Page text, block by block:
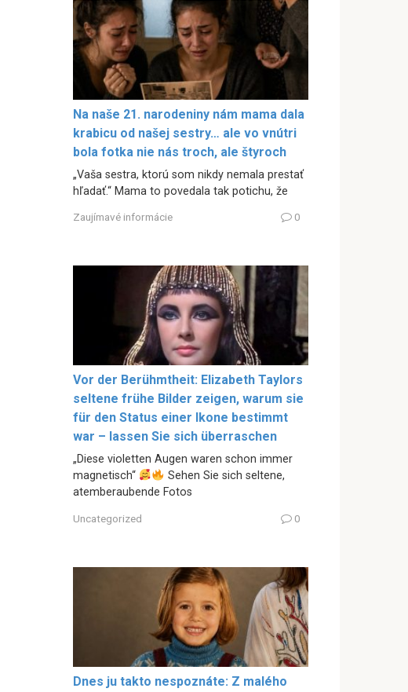
Na naše 21. narodeniny nám mama dala
krabicu od našej sestry… ale vo vnútri
bola fotka nie nás troch, ale štyroch
„Vaša sestra, ktorú som nikdy nemala prestať
hľadať.“ Mama to povedala tak potichu, že
Zaujímavé informácie 0
Vor der Berühmtheit: Elizabeth Taylors
seltene frühe Bilder zeigen, warum sie
für den Status einer Ikone bestimmt
war – lassen Sie sich überraschen
„Diese violetten Augen waren schon immer
magnetisch“
Sehen Sie sich seltene,
atemberaubende Fotos
Uncategorized 0
Dnes ju takto nespoznáte: Z malého